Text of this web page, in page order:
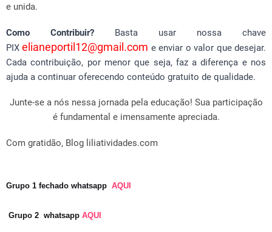
e unida.
Como Contribuir? Basta usar nossa chave
PIXelianeportil12@gmail.com e enviar o valor que desejar.
Cada contribuição, por menor que seja, faz a diferença e nos
ajuda a continuar oferecendo conteúdo gratuito de qualidade.
Junte-se a nós nessa jornada pela educação! Sua participação
é fundamental e imensamente apreciada.
Com gratidão, Blog liliatividades.com
Grupo 1 fechado whatsapp AQUI
Grupo 2 whatsapp AQUI